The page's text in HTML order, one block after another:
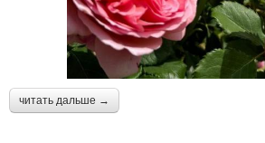
читать дальше →